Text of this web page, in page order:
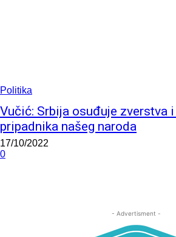
Politika
Vučić: Srbija osuđuje zverstva
pripadnika našeg naroda
17/10/2022
0
- Advertisment -